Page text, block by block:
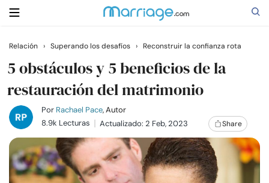
Buscar
Casarse
Relaciones
Familia
Relación › Superando los desafíos › Reconstruir la confianza rota
5 obstáculos y 5 beneficios de la
restauración del matrimonio
Por Rachael Pace, Autor
8.9k Lecturas
Actualizado: 2 Feb, 2023 Share